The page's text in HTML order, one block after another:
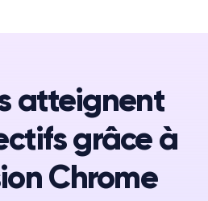
atteignent
grâce à
Chrome